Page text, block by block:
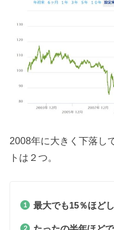
2008年に大きく下落し
トは２つ。
最大でも15％ほど